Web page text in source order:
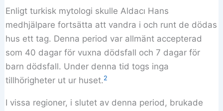
Enligt turkisk mytologi skulle Aldacı Hans
medhjälpare fortsätta att vandra i och runt de dödas
hus ett tag. Denna period var allmänt accepterad
som 40 dagar för vuxna dödsfall och 7 dagar för
barn dödsfall. Under denna tid togs inga
tillhörigheter ut ur huset.2
I vissa regioner, i slutet av denna period, brukade